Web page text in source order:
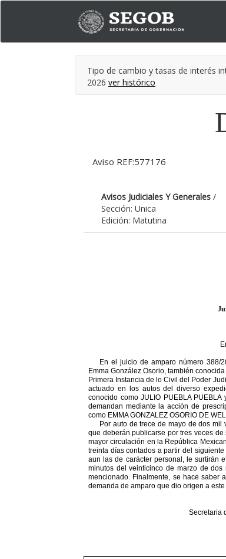
Tipo de cambio y tasas de interés
2026 ver histórico
Aviso REF:577176
Avisos Judiciales Y Generales /
Sección: Unica
Edición: Matutina